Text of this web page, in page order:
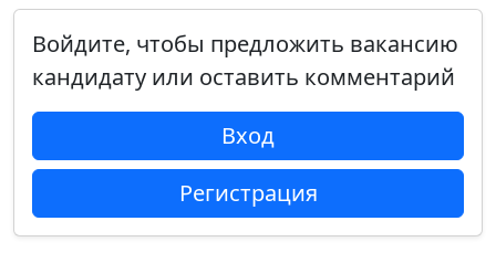
Войдите, чтобы предложить вакансию
кандидату или оставить комментарий
Вход
Регистрация